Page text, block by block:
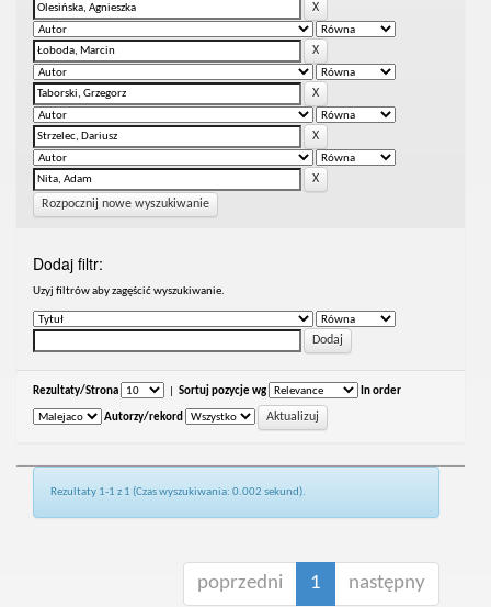
Rozpocznij nowe wyszukiwanie
Dodaj filtr:
Uzyj filtrów aby zagęścić wyszukiwanie.
Rezultaty/Strona Sortuj pozycje wg In order
Autorzy/rekord
Rezultaty 1-1 z 1 (Czas wyszukiwania: 0.002 sekund).
poprzedni 1 następny